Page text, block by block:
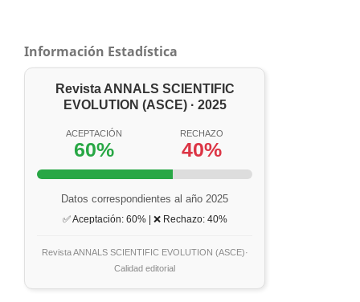
Información Estadística
Revista ANNALS SCIENTIFIC
EVOLUTION (ASCE) · 2025
ACEPTACIÓN
60%
RECHAZO
40%
Datos correspondientes al año 2025
✅ Aceptación: 60% | ❌ Rechazo: 40%
Revista ANNALS SCIENTIFIC EVOLUTION (ASCE)·
Calidad editorial